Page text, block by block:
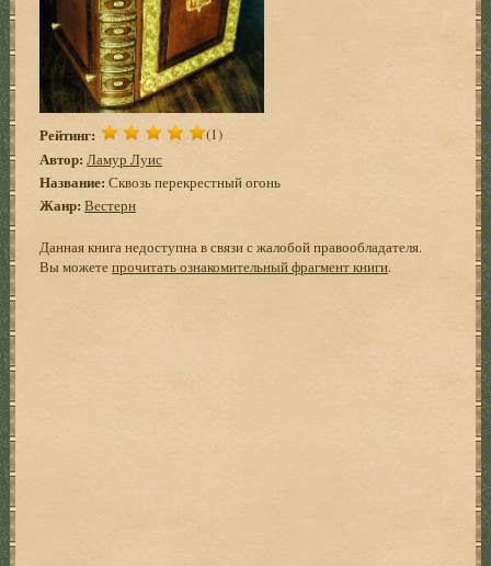
Рейтинг: (1)
Автор: Ламур Луис
Название: Сквозь перекрестный огонь
Жанр: Вестерн
Данная книга недоступна в связи с жалобой правообладателя.
Вы можетепрочитать ознакомительный фрагмент книги.